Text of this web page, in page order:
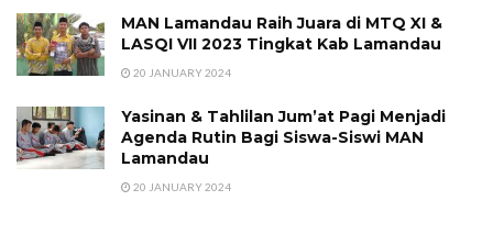
MAN Lamandau Raih Juara di MTQ XI &
LASQI VII 2023 Tingkat Kab Lamandau
20 JANUARY 2024
Yasinan & Tahlilan Jum’at Pagi Menjadi
Agenda Rutin Bagi Siswa-Siswi MAN
Lamandau
20 JANUARY 2024